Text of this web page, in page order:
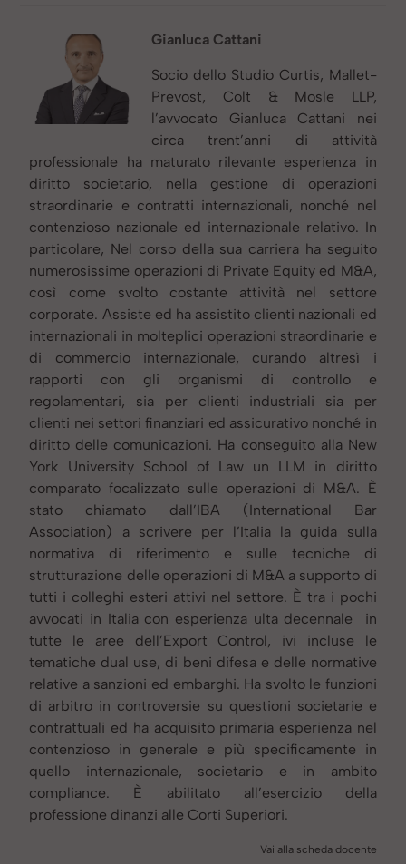
Gianluca Cattani
Socio dello Studio Curtis, Mallet-
Prevost, Colt & Mosle LLP,
l’avvocato Gianluca Cattani nei
circa trent’anni di attività
professionale ha maturato rilevante esperienza in
diritto societario, nella gestione di operazioni
straordinarie e contratti internazionali, nonché nel
contenzioso nazionale ed internazionale relativo. In
particolare, Nel corso della sua carriera ha seguito
numerosissime operazioni di Private Equity ed M&A,
così come svolto costante attività nel settore
corporate. Assiste ed ha assistito clienti nazionali ed
internazionali in molteplici operazioni straordinarie e
di commercio internazionale, curando altresì i
rapporti con gli organismi di controllo e
regolamentari, sia per clienti industriali sia per
clienti nei settori finanziari ed assicurativo nonché in
diritto delle comunicazioni. Ha conseguito alla New
York University School of Law un LLM in diritto
comparato focalizzato sulle operazioni di M&A. È
stato chiamato dall’IBA (International Bar
Association) a scrivere per l’Italia la guida sulla
normativa di riferimento e sulle tecniche di
strutturazione delle operazioni di M&A a supporto di
tutti i colleghi esteri attivi nel settore. È tra i pochi
avvocati in Italia con esperienza ulta decennale in
tutte le aree dell’Export Control, ivi incluse le
tematiche dual use, di beni difesa e delle normative
relative a sanzioni ed embarghi. Ha svolto le funzioni
di arbitro in controversie su questioni societarie e
contrattuali ed ha acquisito primaria esperienza nel
contenzioso in generale e più specificamente in
quello internazionale, societario e in ambito
compliance. È abilitato all’esercizio della
professione dinanzi alle Corti Superiori.
Vai alla scheda docente